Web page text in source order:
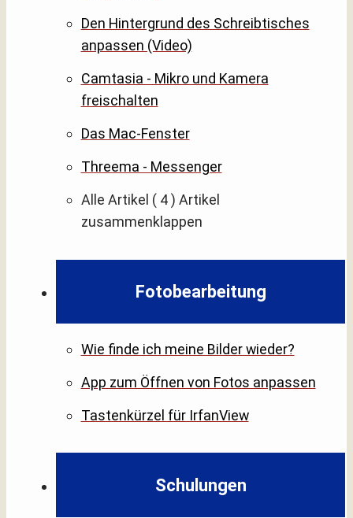
Den Hintergrund des Schreibtisches
anpassen (Video)
Camtasia - Mikro und Kamera
freischalten
Das Mac-Fenster
Threema - Messenger
Alle Artikel ( 4 ) Artikel
zusammenklappen
Fotobearbeitung
Wie finde ich meine Bilder wieder?
App zum Öffnen von Fotos anpassen
Tastenkürzel für IrfanView
Schulungen